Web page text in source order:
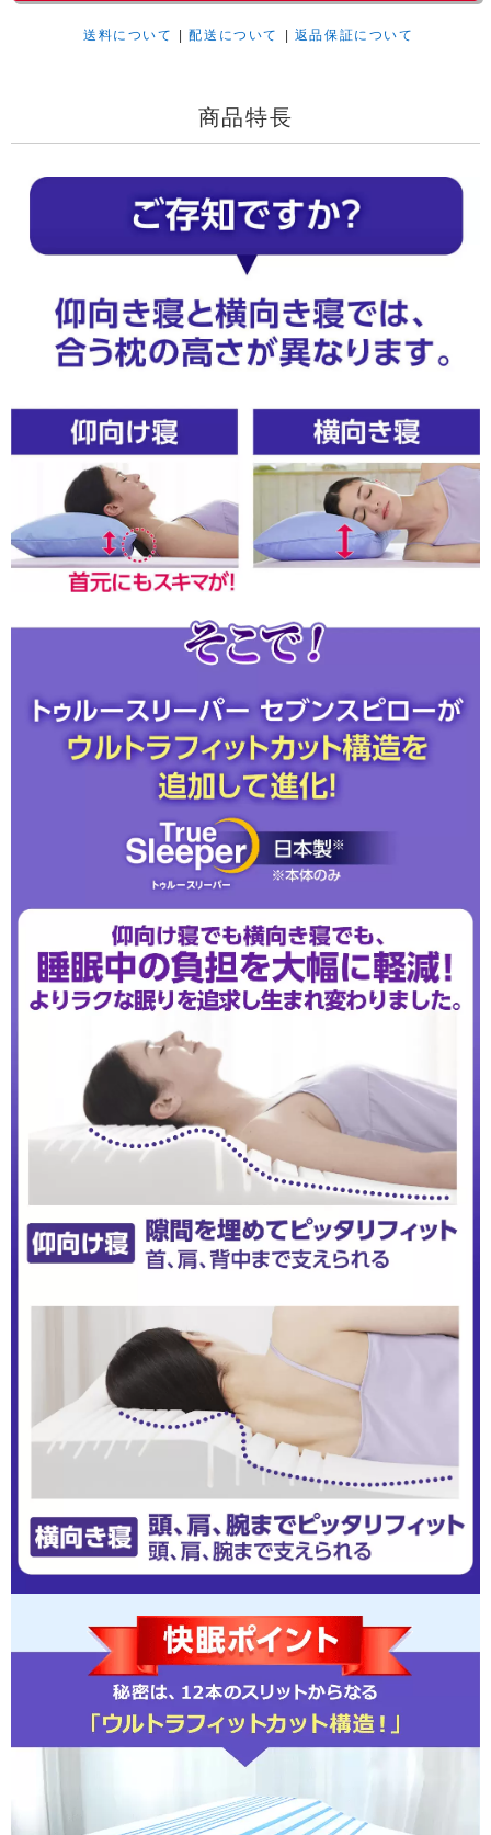
送料について |配送について 返品保証について
商品特長